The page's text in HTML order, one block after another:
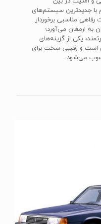
با جدیدترین سیستم‌های
رفاهی مناسبی برخوردار
به ارمغان می‌آورد؛
یکی از گزینه‌های
است و رقیبی سخت برای
می‌شود.